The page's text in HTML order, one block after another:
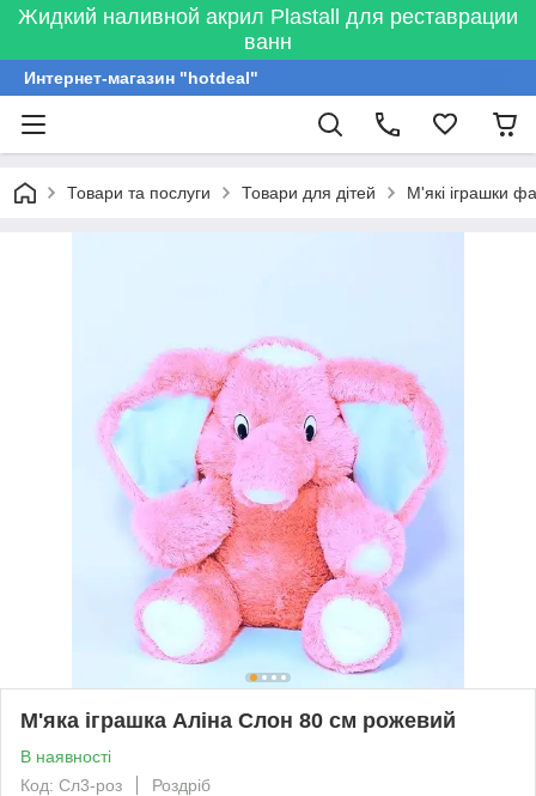
Жидкий наливной акрил Plastall для реставрации
ванн
Интернет-магазин "hotdeal"
Товари та послуги Товари для дітей М'які іграшки
М'яка іграшка Аліна Слон 80 см рожевий
В наявності
Код: Сл3-роз
Роздріб